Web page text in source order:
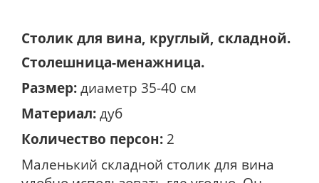
Столик для вина, круглый, складной.
Столешница-менажница.
Размер: диаметр 35-40 см
Материал: дуб
Количество персон: 2
Маленький складной столик для вина